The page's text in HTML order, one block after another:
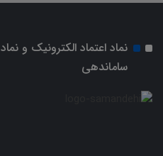
نماد اعتماد الکترونیک و نماد
ساماندهی